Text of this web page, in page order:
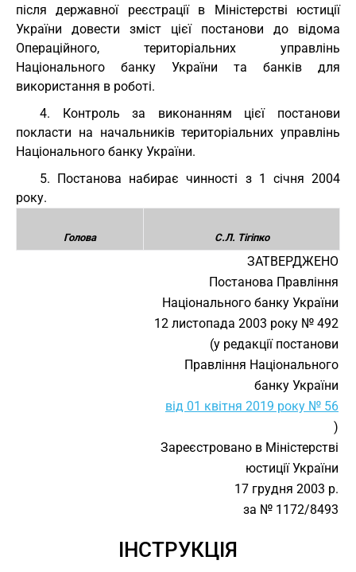
після державної реєстрації в Міністерстві юстиції
України довести зміст цієї постанови до відома
Операційного, територіальних управлінь
Національного банку України та банків для
використання в роботі.
4. Контроль за виконанням цієї постанови
покласти на начальників територіальних управлінь
Національного банку України.
5. Постанова набирає чинності з 1 січня 2004
року.
Голова С.Л. Тігіпко
ЗАТВЕРДЖЕНО
Постанова Правління
Національного банку України
12 листопада 2003 року № 492
(у редакції постанови
Правління Національного
банку України
від 01 квітня 2019 року № 56
)
Зареєстровано в Міністерстві
юстиції України
17 грудня 2003 р.
за № 1172/8493
ІНСТРУКЦІЯ